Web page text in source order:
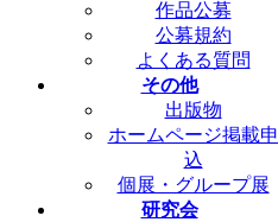
作品公募
公募規約
よくある質問
その他
出版物
ホームページ掲載申
込
個展・グループ展
研究会